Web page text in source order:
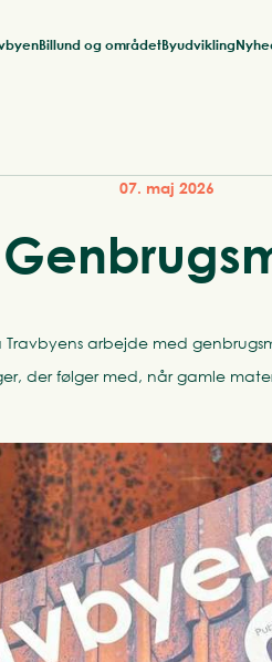
Billund og områdetByudvikling
07. maj 2026
Travbyens arbejde med
der følger med, når gamle